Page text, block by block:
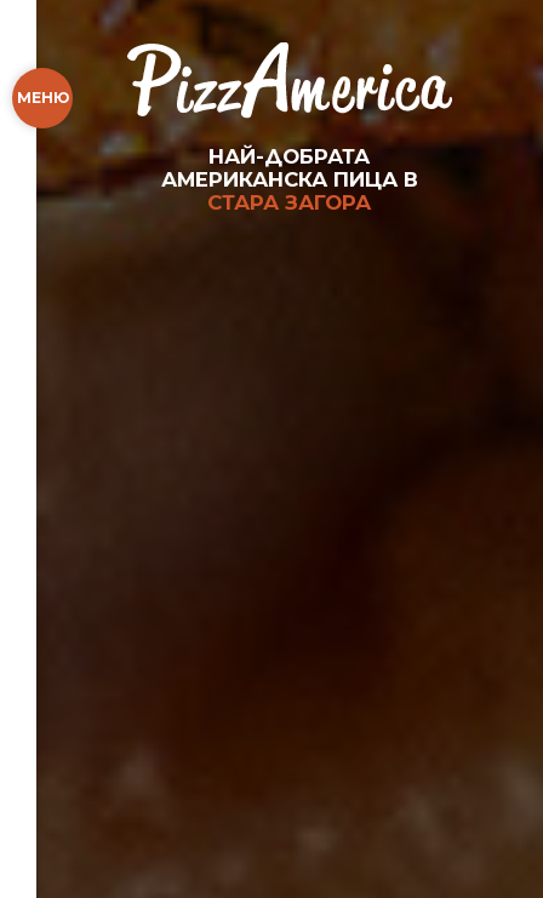
МЕНЮ
НАЙ-ДОБРАТА
АМЕРИКАНСКА ПИЦА В
СТАРА ЗАГОРА